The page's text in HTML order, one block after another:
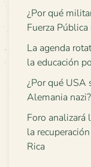
¿Por qué
Fuerza
La agenda
la educación
¿Por qué USA
Alemania nazi?
Foro analizará
la
Rica